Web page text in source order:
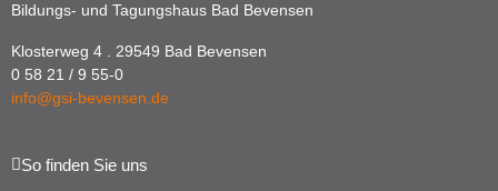
Bildungs- und Tagungshaus Bad Bevensen
Klosterweg 4 . 29549 Bad Bevensen
0 58 21 / 9 55-0
info@gsi-bevensen.de
So finden Sie uns